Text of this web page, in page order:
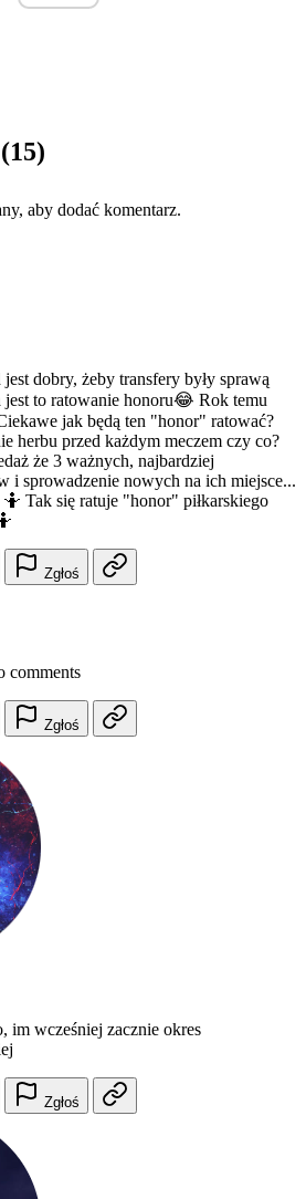
(15)
aby dodać komentarz.
dobry, żeby transfery były sprawą
to ratowanie honoru😂 Rok temu
jak będą ten "honor" ratować?
herbu przed każdym meczem czy co?
że 3 ważnych, najbardziej
i sprowadzenie nowych na ich miejsce...
Tak się ratuje "honor" piłkarskiego
Zgłoś
comments
Zgłoś
im wcześniej zacznie okres
Zgłoś